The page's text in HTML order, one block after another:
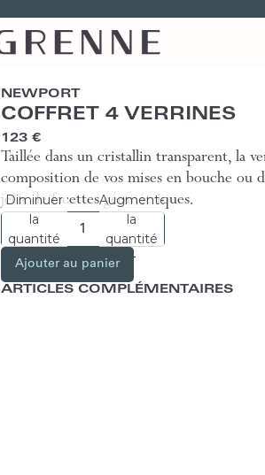
NEWPORT
COFFRET 4 VERRINES
123 €
Taillée dans un cristallin transparent, la
composition de vos mises en bouche ou
jeux de facettes géométriques.
Diminuer
la
quantité
Augmenter
la
quantité
Ajouter au panier
ARTICLES COMPLÉMENTAIRES